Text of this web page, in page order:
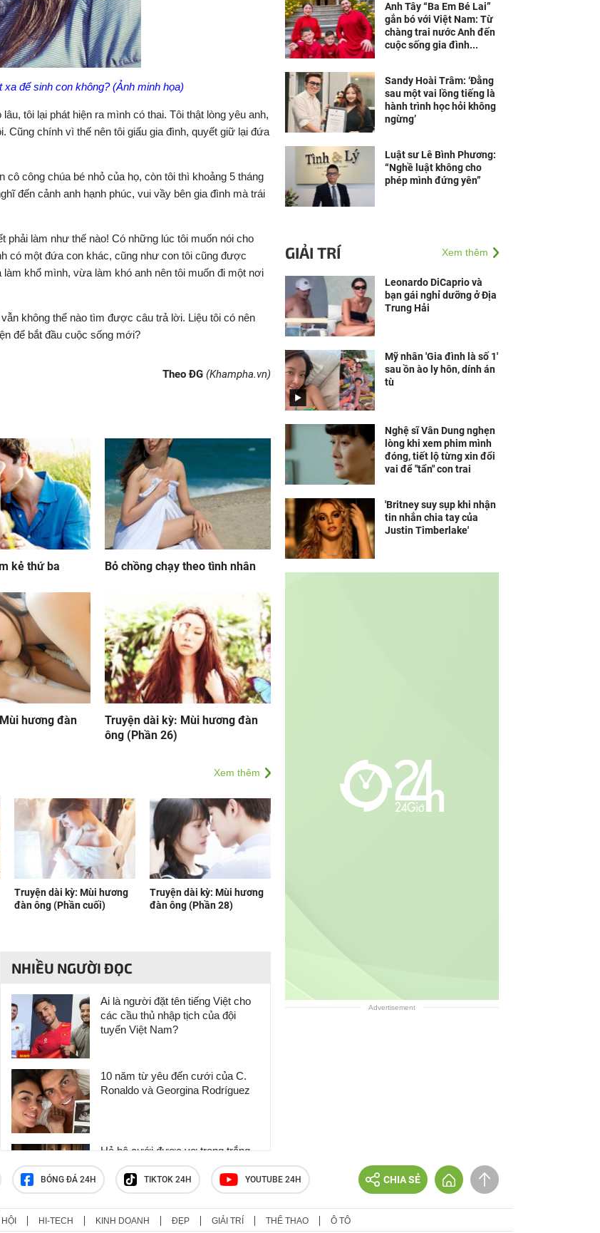
để sinh con không? (Ảnh minh họa)
tôi lại phát hiện ra mình có thai. Tôi thật lòng yêu anh,
chính vì thế nên tôi giấu gia đình, quyết giữ lại đứa
công chúa bé nhỏ của họ, còn tôi thì khoảng 5 tháng
đến cảnh anh hạnh phúc, vui vầy bên gia đình mà trái
phải làm như thế nào! Có những lúc tôi muốn nói cho
có một đứa con khác, cũng như con tôi cũng được
khổ mình, vừa làm khó anh nên tôi muốn đi một nơi
không thể nào tìm được câu trả lời. Liệu tôi có nên
để bắt đầu cuộc sống mới?
Theo ĐG (Khampha.vn)
kẻ thứ ba Bỏ chồng chạy theo tình nhân
hương đàn
Truyện dài kỳ: Mùi hương đàn
ông (Phần 26)
Xem thêm
Truyện dài kỳ: Mùi hương
đàn ông (Phần cuối)
Truyện dài kỳ: Mùi hương
đàn ông (Phần 28)
NHIỀU NGƯỜI ĐỌC
Ai là người đặt tên tiếng Việt cho
các cầu thủ nhập tịch của đội
tuyển Việt Nam?
10 năm từ yêu đến cưới của C.
Ronaldo và Georgina Rodríguez
Hả hê cưới được vợ trong trắng,
đêm tân hôn, tôi nhận ngay quả
báo khiến bản thân chết lặng, bẽ
bàng
Loạt ồn ào của Huấn Hoa Hồng
Anh Tây “Ba Em Bé Lai”
gắn bó với Việt Nam: Từ
chàng trai nước Anh đến
cuộc sống gia đình...
Sandy Hoài Trâm: ‘Đằng
sau một vai lồng tiếng là
hành trình học hỏi không
ngừng’
Luật sư Lê Bình Phương:
“Nghề luật không cho
phép mình đứng yên”
GIẢI TRÍ Xem thêm
Leonardo DiCaprio và
bạn gái nghỉ dưỡng ở Địa
Trung Hải
Mỹ nhân 'Gia đình là số 1'
sau ồn ào ly hôn, dính án
tù
Nghệ sĩ Vân Dung nghẹn
lòng khi xem phim mình
đóng, tiết lộ từng xin đổi
vai để "tẩn" con trai
'Britney suy sụp khi nhận
tin nhắn chia tay của
Justin Timberlake'
Advertisement
BÓNG ĐÁ 24H TIKTOK 24H YOUTUBE 24H CHIA SẺ
HI-TECH KINH DOANH ĐẸP GIẢI TRÍ THỂ THAO Ô TÔ